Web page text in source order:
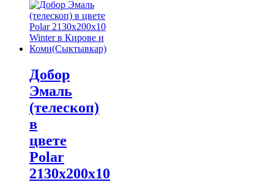
Добор
Эмаль
(телескоп)
в
цвете
Polar
2130х200х10